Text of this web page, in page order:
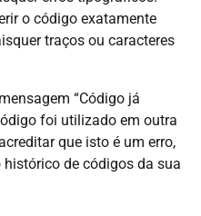
o código exatamente
traços ou caracteres
“Código já
foi utilizado em outra
que isto é um erro,
de códigos da sua